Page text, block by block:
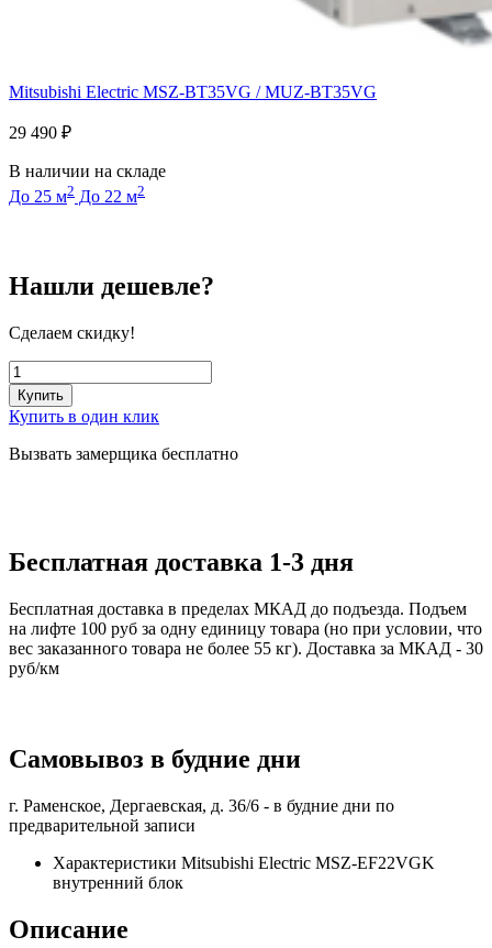
Mitsubishi Electric MSZ-BT35VG / MUZ-BT35VG
29 490 ₽
В наличии на складе
До 25 м2 До 22 м2
Нашли дешевле?
Сделаем скидку!
Купить
Купить в один клик
Вызвать замерщика бесплатно
Бесплатная доставка 1-3 дня
Бесплатная доставка в пределах МКАД до подъезда. Подъем
на лифте 100 руб за одну единицу товара (но при условии, что
вес заказанного товара не более 55 кг). Доставка за МКАД - 30
руб/км
Самовывоз в будние дни
г. Раменское, Дергаевская, д. 36/6 - в будние дни по
предварительной записи
Характеристики Mitsubishi Electric MSZ-EF22VGK
внутренний блок
Описание